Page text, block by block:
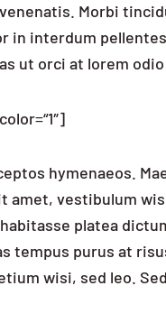
Morbi
in interdum
ut orci at lorem
hymenaeos.
amet, vestibulum
platea
tempus purus at
wisi, sed leo.